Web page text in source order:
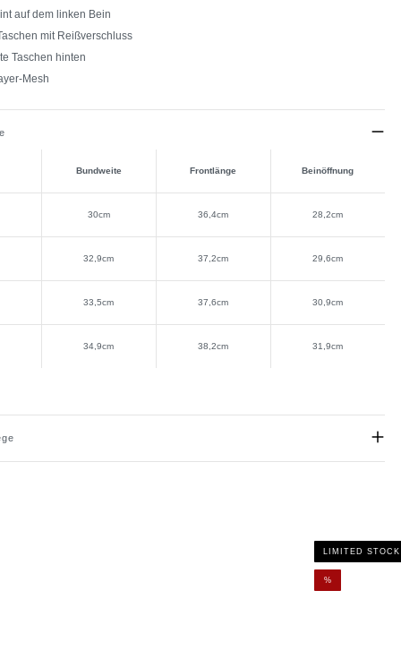
auf dem linken Bein
mit Reißverschluss
Taschen hinten
Mesh
Bundweite Frontlänge Beinöffnung
30cm 36,4cm 28,2cm
32,9cm 37,2cm 29,6cm
33,5cm 37,6cm 30,9cm
34,9cm 38,2cm 31,9cm
%
LIMITED STOCK